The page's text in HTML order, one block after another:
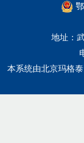
地址：
本系统由北京玛格